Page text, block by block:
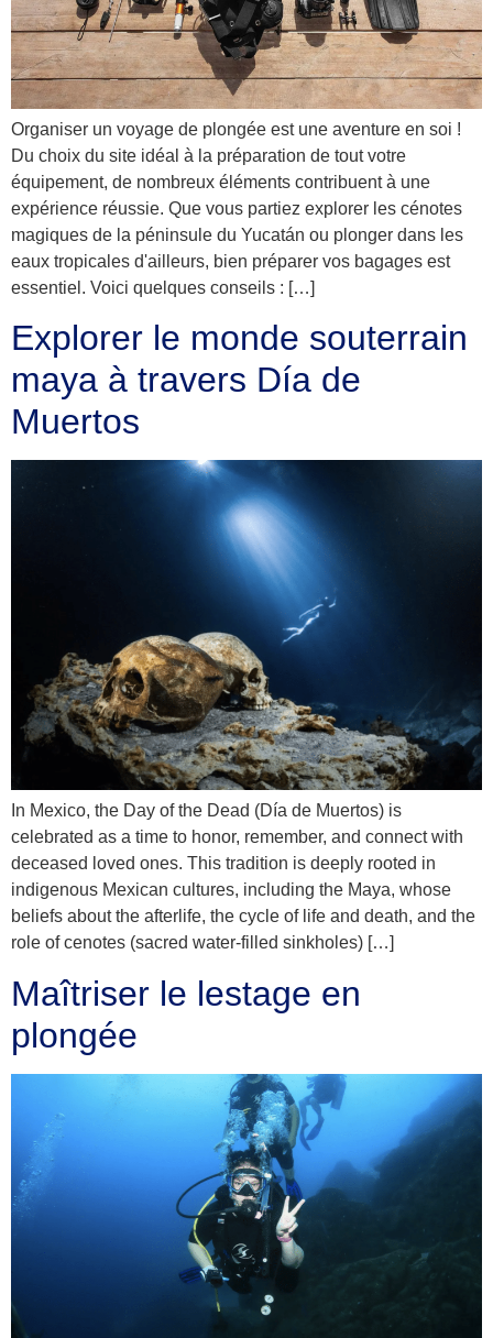
Organiser un voyage de plongée est une aventure en soi !
Du choix du site idéal à la préparation de tout votre
équipement, de nombreux éléments contribuent à une
expérience réussie. Que vous partiez explorer les cénotes
magiques de la péninsule du Yucatán ou plonger dans les
eaux tropicales d'ailleurs, bien préparer vos bagages est
essentiel. Voici quelques conseils : […]
Explorer le monde souterrain
maya à travers Día de
Muertos
In Mexico, the Day of the Dead (Día de Muertos) is
celebrated as a time to honor, remember, and connect with
deceased loved ones. This tradition is deeply rooted in
indigenous Mexican cultures, including the Maya, whose
beliefs about the afterlife, the cycle of life and death, and the
role of cenotes (sacred water-filled sinkholes) […]
Maîtriser le lestage en
plongée